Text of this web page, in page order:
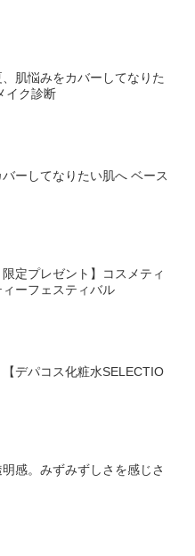
、肌悩みをカバーしてなりた
イク診断
ーしてなりたい肌へ ベース
限定プレゼント】コスメティ
ーフェスティバル
デパコス化粧水SELECTIO
感。みずみずしさを感じさ